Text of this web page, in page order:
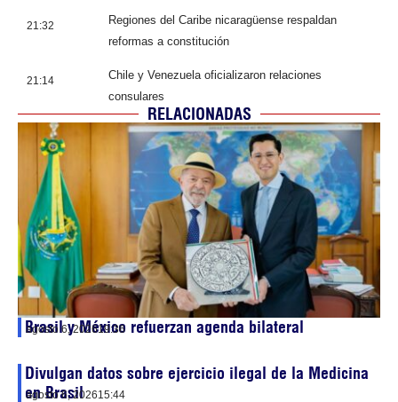
21:32
Regiones del Caribe nicaragüense respaldan
reformas a constitución
21:14
Chile y Venezuela oficializaron relaciones
consulares
RELACIONADAS
Brasil y México refuerzan agenda bilateral
agosto 6, 202619:36
Divulgan datos sobre ejercicio ilegal de la Medicina
en Brasil
agosto 6, 202615:44